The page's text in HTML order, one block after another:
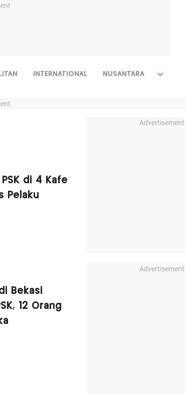
INTERNATIONAL NUSANTARA
di 4 Kafe
Pelaku
Bekasi
12 Orang
Advertisement
Advertisement